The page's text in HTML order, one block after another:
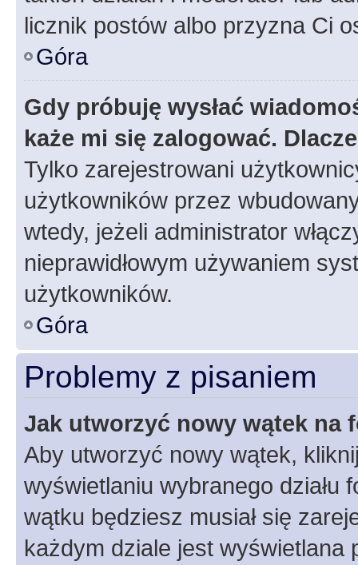
licznik postów albo przyzna Ci
Góra
Gdy próbuję wysłać
każe mi się zalogować.
Tylko zarejestrowani
użytkowników przez
wtedy, jeżeli administrator
nieprawidłowym używaniem
użytkowników.
Góra
Problemy z pisaniem
Jak utworzyć nowy wątek na
Aby utworzyć nowy wątek,
wyświetlaniu wybranego działu
wątku będziesz musiał się
każdym dziale jest wyświetlana